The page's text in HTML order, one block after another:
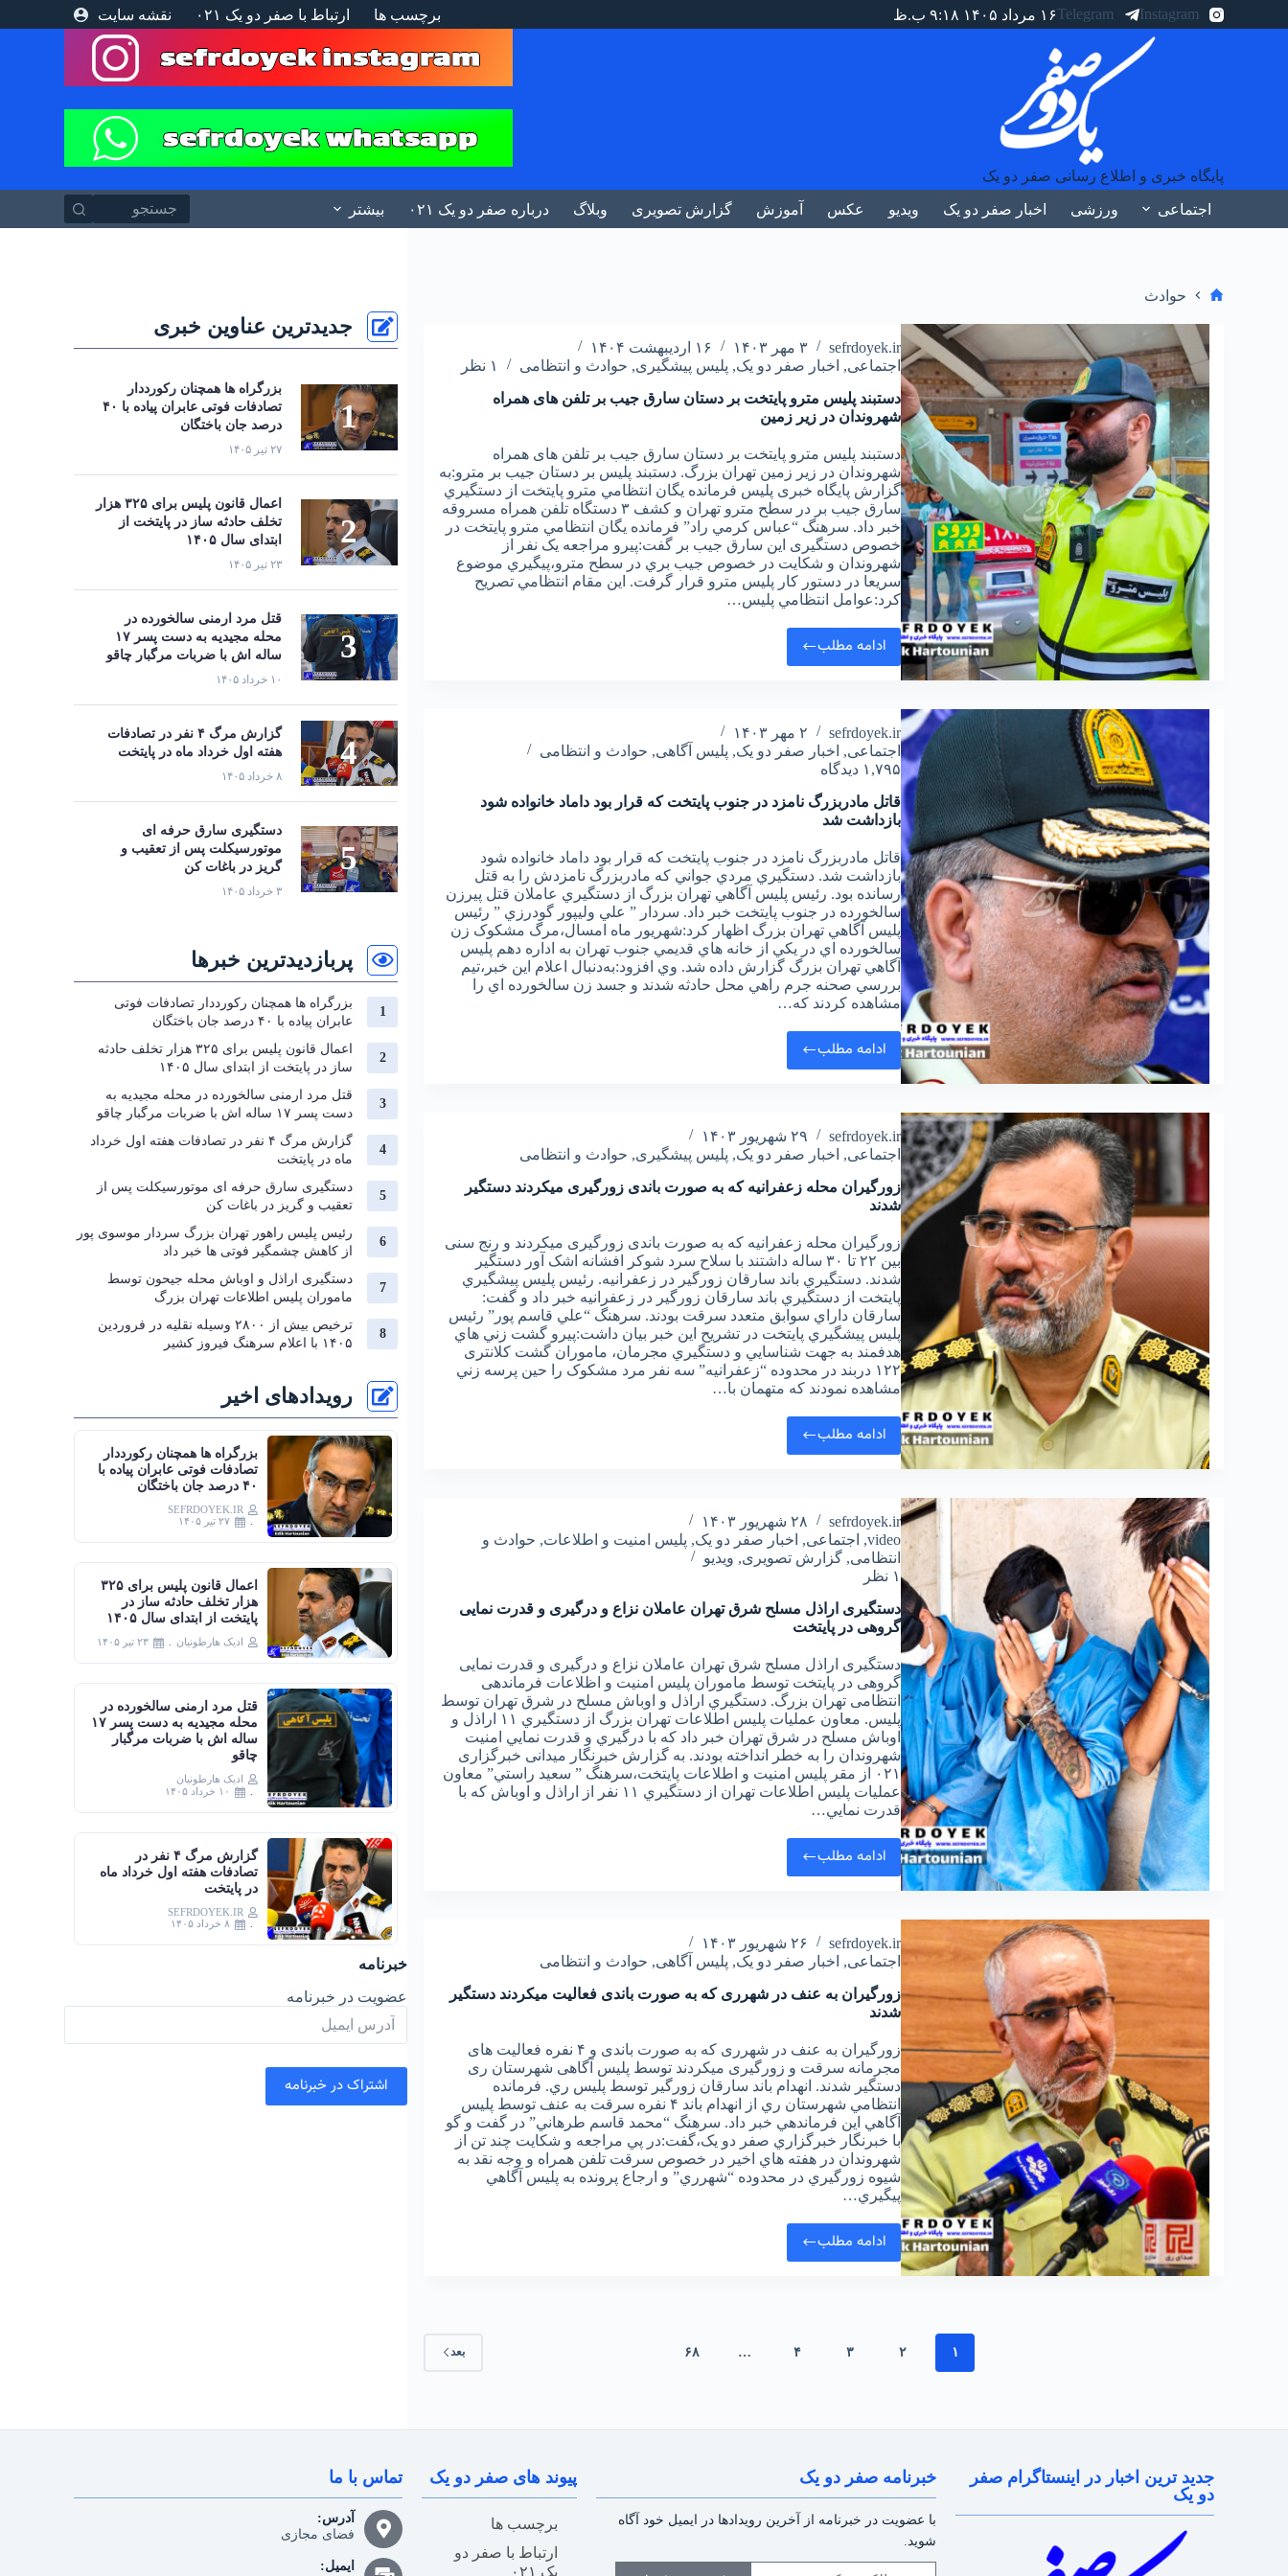
Instagram
Telegram۱۶ مرداد ۱۴۰۵ ۹:۱۸ ب.ظ برچسب ها ارتباط با صفر دو یک ۰۲۱ نقشه سایت
پایگاه خبری و اطلاع رسانی صفر دو یک
اجتماعی ورزشی اخبار صفر دو یک ویدیو عکس آموزش گزارش تصویری وبلاگ درباره صفر دو یک ۰۲۱ بیشتر
حوادث
sefrdoyek.ir ۳ مهر ۱۴۰۳
۱۶ اردیبهشت ۱۴۰۴
اجتماعی, اخبار صفر دو یک, پلیس پیشگیری, حوادث و انتظامی
۱ نظر
دستبند پلیس مترو پایتخت بر دستان سارق جیب بر تلفن های همراه
شهروندان در زیر زمین
دستبند پلیس مترو پایتخت بر دستان سارق جیب بر تلفن های همراه
شهروندان در زیر زمین تهران بزرگ. دستبند پليس بر دستان جيب بر مترو:به
گزارش پایگاه خبری پلیس فرمانده يگان انتظامي مترو پايتخت از دستگيري
سارق جيب بر در سطح مترو تهران و کشف ۳ دستگاه تلفن همراه مسروقه
خبر داد. سرهنگ “عباس کرمي راد” فرمانده يگان انتظامي مترو پايتخت در
خصوص دستگیری این سارق جیب بر گفت:پيرو مراجعه يک نفر از
شهروندان و شکايت در خصوص جيب بري در سطح مترو،پيگيري موضوع
سريعا در دستور کار پليس مترو قرار گرفت. اين مقام انتظامي تصريح
کرد:عوامل انتظامي پليس…
ادامه مطلب
sefrdoyek.ir
۲ مهر ۱۴۰۳
اجتماعی, اخبار صفر دو یک, پلیس آگاهی, حوادث و انتظامی
۱,۷۹۵ دیدگاه
قاتل مادربزرگ نامزد در جنوب پایتخت که قرار بود داماد خانواده شود
بازداشت شد
قاتل مادربزرگ نامزد در جنوب پایتخت که قرار بود داماد خانواده شود
بازداشت شد. دستگيري مردي جواني که مادربزرگ نامزدش را به قتل
رسانده بود. رئيس پليس آگاهي تهران بزرگ از دستگيري عاملان قتل پيرزن
سالخورده در جنوب پايتخت خبر داد. سردار ” علي وليپور گودرزي ” رئيس
پليس آگاهي تهران بزرگ اظهار کرد:شهريور ماه امسال،مرگ مشکوک زن
سالخورده‌ اي در يکي از خانه‌ هاي قديمي جنوب تهران به اداره دهم پليس
آگاهي تهران بزرگ گزارش داده شد. وي افزود:به‌دنبال اعلام اين خبر،تيم
بررسي صحنه جرم راهي محل حادثه شدند و جسد زن سالخورده‌ اي را
مشاهده کردند که…
ادامه مطلب
sefrdoyek.ir
۲۹ شهریور ۱۴۰۳
اجتماعی, اخبار صفر دو یک, پلیس پیشگیری, حوادث و انتظامی
زورگیران محله زعفرانیه که به صورت باندی زورگیری میکردند دستگیر
شدند
زورگیران محله زعفرانیه که به صورت باندی زورگیری میکردند و رنج سنی
بین ۲۲ تا ۳۰ ساله داشتند با سلاح سرد شوکر افشانه اشک آور دستگیر
شدند. دستگيري باند سارقان زورگير در زعفرانيه. رئيس پليس پيشگيري
پايتخت از دستگيري باند سارقان زورگير در زعفرانيه خبر داد و گفت:
سارقان داراي سوابق متعدد سرقت بودند. سرهنگ “علي قاسم پور” رئيس
پليس پيشگيري پايتخت در تشريح اين خبر بيان داشت:پيرو گشت زني هاي
هدفمند به جهت شناسايي و دستگيري مجرمان، ماموران گشت کلانتری
۱۲۲ دربند در محدوده “زعفرانيه” سه نفر مرد مشکوک را حين پرسه زني
مشاهده نمودند که متهمان با…
ادامه مطلب
sefrdoyek.ir
۲۸ شهریور ۱۴۰۳
video
, اجتماعی, اخبار صفر دو یک, پلیس امنیت و اطلاعات, حوادث و
انتظامی,گزارش تصویری, ویدیو
۱ نظر
دستگیری اراذل مسلح شرق تهران عاملان نزاع و درگیری و قدرت نمایی
گروهی در پایتخت
دستگیری اراذل مسلح شرق تهران عاملان نزاع و درگیری و قدرت نمایی
گروهی در پایتخت توسط ماموران پلیس امنیت و اظلاعات فرماندهی
انتظامی تهران بزرگ. دستگيري اراذل و اوباش مسلح در شرق تهران توسط
پليس. معاون عمليات پليس اطلاعات تهران بزرگ از دستگيري ۱۱ اراذل و
اوباش مسلح در شرق تهران خبر داد که با درگيري و قدرت نمايي امنيت
شهروندان را به خطر انداخته بودند. به گزارش خبرنگار میدانی خبرگزاری
۰۲۱ از مقر پلیس امنیت و اطلاعات پایتخت،سرهنگ ” سعيد راستي” معاون
عمليات پليس اطلاعات تهران از دستگيري ۱۱ نفر از اراذل و اوباش که با
قدرت نمايي…
ادامه مطلب
sefrdoyek.ir
۲۶ شهریور ۱۴۰۳
اجتماعی, اخبار صفر دو یک, پلیس آگاهی, حوادث و انتظامی
زورگیران به عنف در شهرری که به صورت باندی فعالیت میکردند دستگیر
شدند
زورگیران به عنف در شهرری که به صورت باندی و ۴ نفره فعالیت های
مجرمانه سرقت و زورگیری میکردند توسط پلیس آگاهی شهرستان ری
دستگیر شدند. انهدام باند سارقان زورگير توسط پليس ري. فرمانده
انتظامي شهرستان ري از انهدام باند ۴ نفره سرقت به عنف توسط پليس
آگاهي اين فرماندهي خبر داد. سرهنگ “محمد قاسم طرهاني” در گفت و گو
با خبرنگار خبرگزاري صفر دو یک،گفت:در پي مراجعه و شکايت چند تن از
شهروندان در هفته هاي اخير در خصوص سرقت تلفن همراه و وجه نقد به
شيوه زورگيري در محدوده “شهرري” و ارجاع پرونده به پليس آگاهي
پيگيري…
ادامه مطلب
۱ ۲ ۳ ۴ … ۶۸ بعد
جدیدترین عناوین خبری
بزرگراه‌ ها همچنان رکورددار
تصادفات فوتی عابران پیاده با ۴۰
درصد جان‌ باختگان
۲۷ تیر ۱۴۰۵
اعمال قانون پلیس برای ۳۲۵ هزار
تخلف حادثه ساز در پایتخت از
ابتدای سال ۱۴۰۵
۲۳ تیر ۱۴۰۵
قتل مرد ارمنی سالخورده در
محله مجیدیه به دست پسر ۱۷
ساله اش با ضربات مرگبار چاقو
۱۰ خرداد ۱۴۰۵
گزارش مرگ ۴ نفر در تصادفات
هفته اول خرداد ماه در پایتخت
۸ خرداد ۱۴۰۵
دستگیری سارق حرفه‌ ای
موتورسیکلت پس از تعقیب و
گریز در باغات کن
۳ خرداد ۱۴۰۵
پربازدیدترین خبرها
بزرگراه‌ ها همچنان رکورددار تصادفات فوتی
عابران پیاده با ۴۰ درصد جان‌ باختگان
اعمال قانون پلیس برای ۳۲۵ هزار تخلف حادثه
ساز در پایتخت از ابتدای سال ۱۴۰۵
قتل مرد ارمنی سالخورده در محله مجیدیه به
دست پسر ۱۷ ساله اش با ضربات مرگبار چاقو
گزارش مرگ ۴ نفر در تصادفات هفته اول خرداد
ماه در پایتخت
دستگیری سارق حرفه‌ ای موتورسیکلت پس از
تعقیب و گریز در باغات کن
رئیس پلیس راهور تهران بزرگ سردار موسوی پور
از کاهش چشمگیر فوتی ها خبر داد
دستگیری اراذل و اوباش محله جیحون توسط
ماموران پلیس اطلاعات تهران بزرگ
ترخیص بیش از ۲۸۰۰ وسیله نقلیه در فروردین
۱۴۰۵ با اعلام سرهنگ فیروز کشیر
رویدادهای اخیر
بزرگراه‌ ها همچنان رکورددار
تصادفات فوتی عابران پیاده با
۴۰ درصد جان‌ باختگان
SEFRDOYEK.IR
۲۷ تیر ۱۴۰۵
اعمال قانون پلیس برای ۳۲۵
هزار تخلف حادثه ساز در
پایتخت از ابتدای سال ۱۴۰۵
ادیک هارطونیان ۲۳ تیر ۱۴۰۵
قتل مرد ارمنی سالخورده در
محله مجیدیه به دست پسر ۱۷
ساله اش با ضربات مرگبار
چاقو
ادیک هارطونیان
۱۰ خرداد ۱۴۰۵
گزارش مرگ ۴ نفر در
تصادفات هفته اول خرداد ماه
در پایتخت
SEFRDOYEK.IR
۸ خرداد ۱۴۰۵
خبرنامه
عضویت در خبرنامه
جدید ترین اخبار در اینستاگرام صفر
دو یک
خبرنامه صفر دو یک
با عضویت در خبرنامه از آخرین رویدادها در ایمیل خود آگاه
شوید.
پیوند های صفر دو یک
برچسب ها
ارتباط با صفر دو
یک ۰۲۱
تماس با ما
آدرس:
فضای مجازی
ایمیل: